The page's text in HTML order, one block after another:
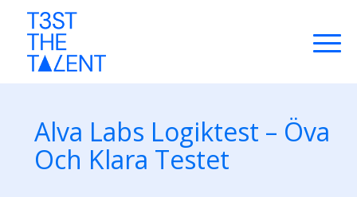
Alva Labs Logiktest – Öva
Och Klara Testet